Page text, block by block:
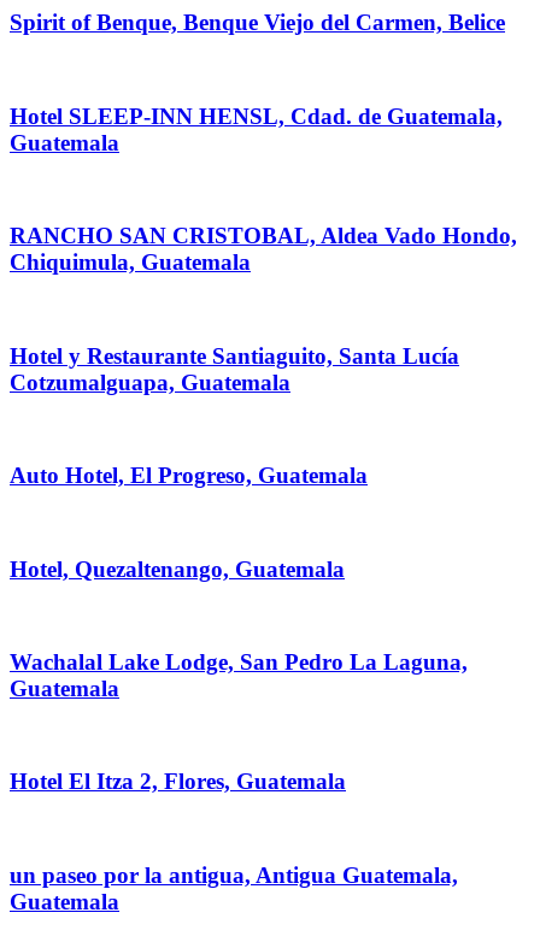
Spirit of Benque, Benque Viejo del Carmen, Belice
Hotel SLEEP-INN HENSL, Cdad. de Guatemala,
Guatemala
RANCHO SAN CRISTOBAL, Aldea Vado Hondo,
Chiquimula, Guatemala
Hotel y Restaurante Santiaguito, Santa Lucía
Cotzumalguapa, Guatemala
Auto Hotel, El Progreso, Guatemala
Hotel, Quezaltenango, Guatemala
Wachalal Lake Lodge, San Pedro La Laguna,
Guatemala
Hotel El Itza 2, Flores, Guatemala
un paseo por la antigua, Antigua Guatemala,
Guatemala